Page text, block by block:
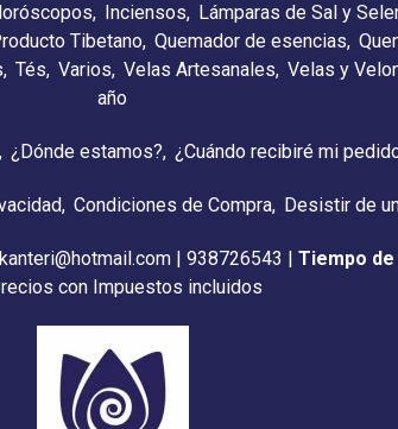
Inciensos Lámparas de Sal y
Tibetano Quemador de esencias
Tés Varios Velas Artesanales Velas y
año
¿Dónde estamos? ¿Cuándo recibiré mi
Condiciones de Compra Desistir de
|938726543 |Tiempo
con Impuestos incluidos